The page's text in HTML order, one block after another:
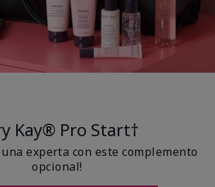
Kay® Pro Start†
una experta con este complemento
opcional!